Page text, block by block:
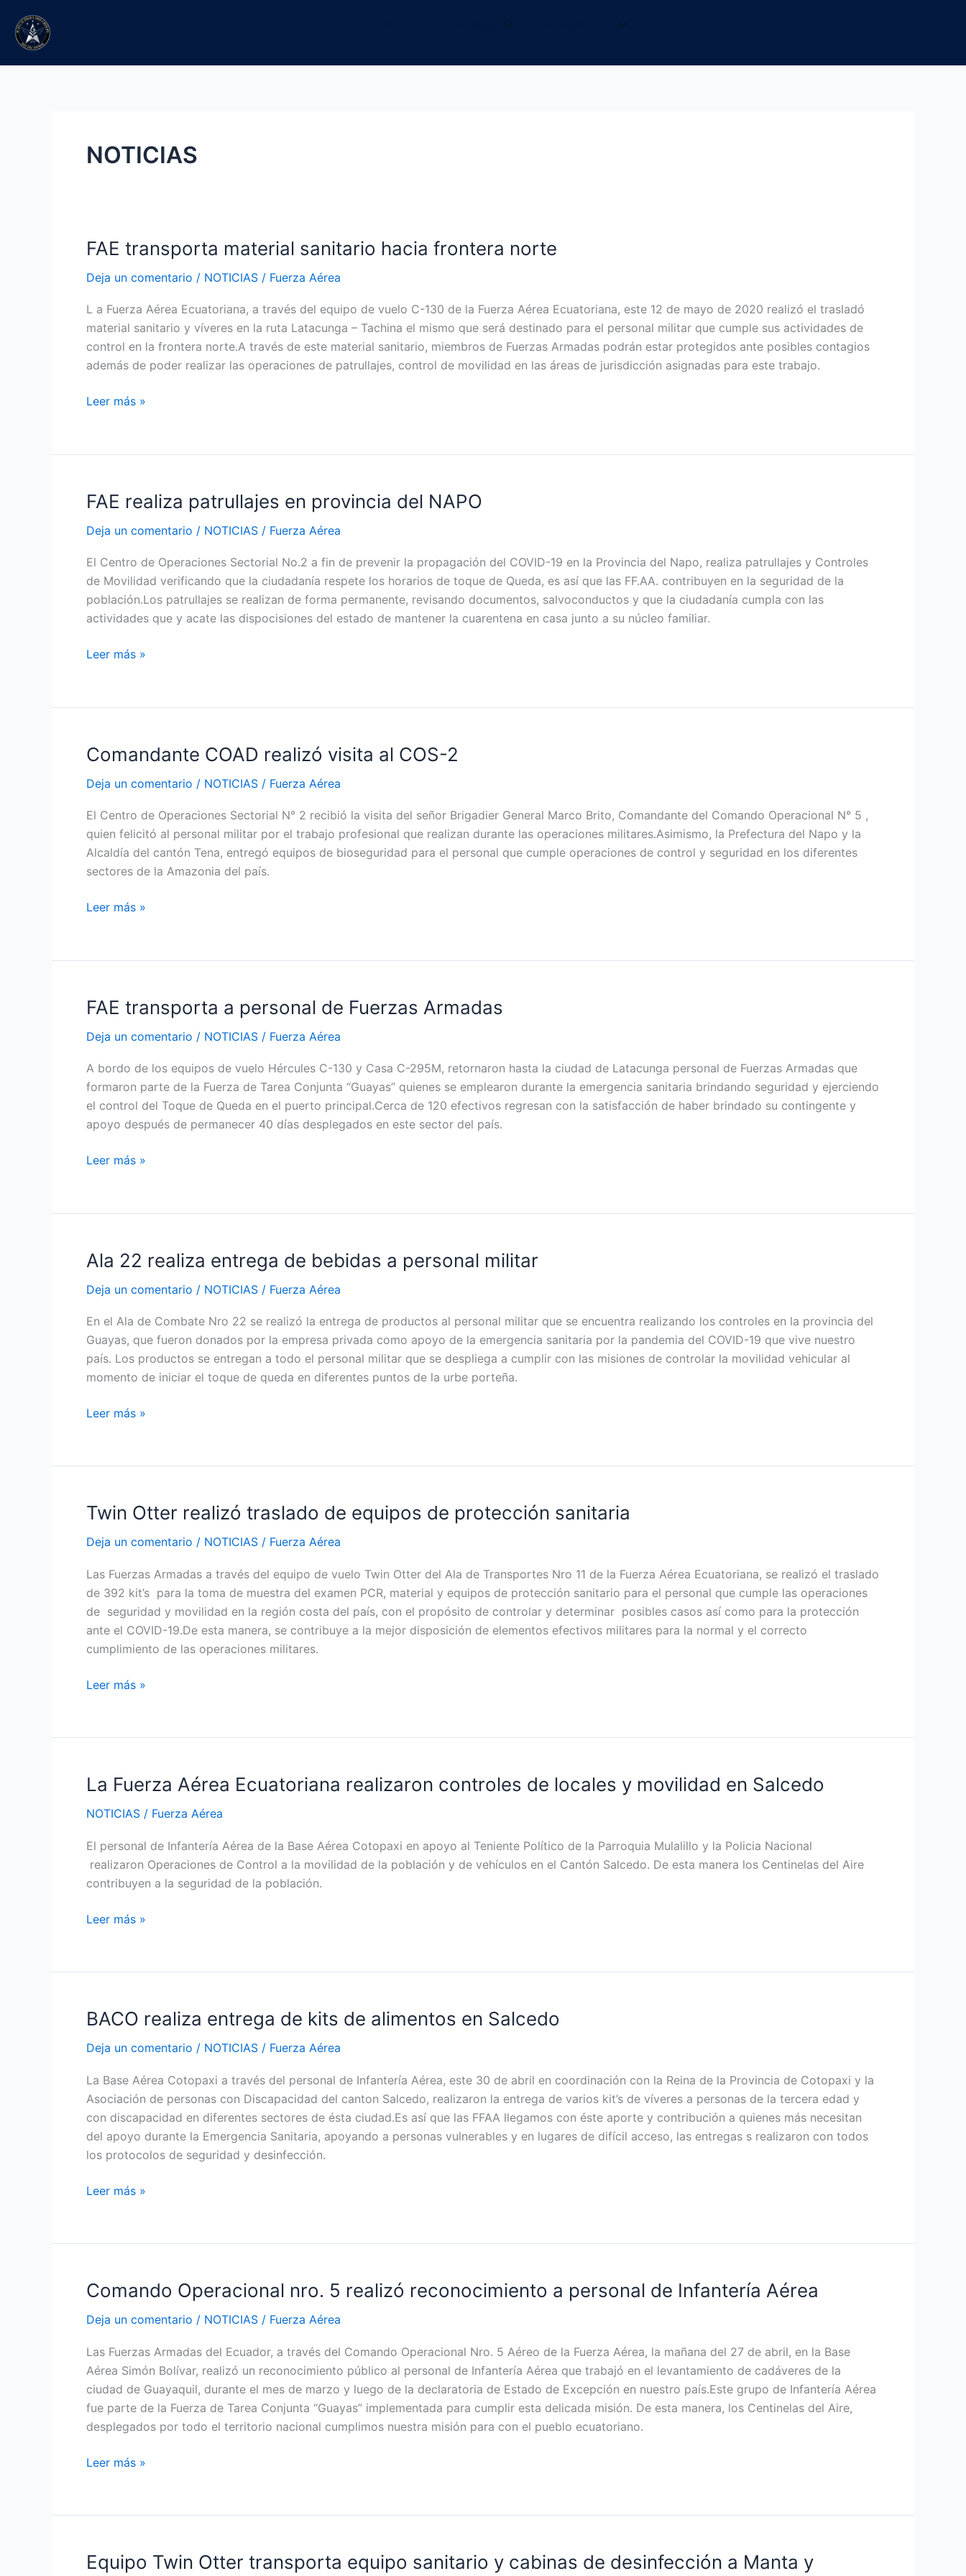
contenido
NOTICIAS
FAE transporta material sanitario hacia frontera norte
Deja un comentario / NOTICIAS / Fuerza Aérea
L a Fuerza Aérea Ecuatoriana, a través del equipo de vuelo C-130 de la Fuerza Aérea Ecuatoriana, este 12 de mayo de 2020 realizó el trasladó
material sanitario y víveres en la ruta Latacunga – Tachina el mismo que será destinado para el personal militar que cumple sus actividades de
control en la frontera norte.A través de este material sanitario, miembros de Fuerzas Armadas podrán estar protegidos ante posibles contagios
además de poder realizar las operaciones de patrullajes, control de movilidad en las áreas de jurisdicción asignadas para este trabajo.
FAE
material
Leer más »
FAE realiza patrullajes en provincia del NAPO
Deja un comentario / NOTICIAS / Fuerza Aérea
El Centro de Operaciones Sectorial No.2 a fin de prevenir la propagación del COVID-19 en la Provincia del Napo, realiza patrullajes y Controles
de Movilidad verificando que la ciudadanía respete los horarios de toque de Queda, es así que las FF.AA. contribuyen en la seguridad de la
población.Los patrullajes se realizan de forma permanente, revisando documentos, salvoconductos y que la ciudadanía cumpla con las
actividades que y acate las dispocisiones del estado de mantener la cuarentena en casa junto a su núcleo familiar.
FAE
patrullajes
NAPO
Leer más »
Comandante COAD realizó visita al COS-2
Deja un comentario / NOTICIAS / Fuerza Aérea
El Centro de Operaciones Sectorial N° 2 recibió la visita del señor Brigadier General Marco Brito, Comandante del Comando Operacional N° 5 ,
quien felicitó al personal militar por el trabajo profesional que realizan durante las operaciones militares.Asimismo, la Prefectura del Napo y la
Alcaldía del cantón Tena, entregó equipos de bioseguridad para el personal que cumple operaciones de control y seguridad en los diferentes
sectores de la Amazonia del país.
Comandante
realizó
COS-
Leer más »
FAE transporta a personal de Fuerzas Armadas
Deja un comentario / NOTICIAS / Fuerza Aérea
A bordo de los equipos de vuelo Hércules C-130 y Casa C-295M, retornaron hasta la ciudad de Latacunga personal de Fuerzas Armadas que
formaron parte de la Fuerza de Tarea Conjunta “Guayas” quienes se emplearon durante la emergencia sanitaria brindando seguridad y ejerciendo
el control del Toque de Queda en el puerto principal.Cerca de 120 efectivos regresan con la satisfacción de haber brindado su contingente y
apoyo después de permanecer 40 días desplegados en este sector del país.
FAE
a
Leer más »
Ala 22 realiza entrega de bebidas a personal militar
Deja un comentario / NOTICIAS / Fuerza Aérea
En el Ala de Combate Nro 22 se realizó la entrega de productos al personal militar que se encuentra realizando los controles en la provincia del
Guayas, que fueron donados por la empresa privada como apoyo de la emergencia sanitaria por la pandemia del COVID-19 que vive nuestro
país. Los productos se entregan a todo el personal militar que se despliega a cumplir con las misiones de controlar la movilidad vehicular al
momento de iniciar el toque de queda en diferentes puntos de la urbe porteña.
Ala
realiza
bebidas
a
militar
Leer más »
Twin Otter realizó traslado de equipos de protección sanitaria
Deja un comentario / NOTICIAS / Fuerza Aérea
Las Fuerzas Armadas a través del equipo de vuelo Twin Otter del Ala de Transportes Nro 11 de la Fuerza Aérea Ecuatoriana, se realizó el traslado
de 392 kit’s para la toma de muestra del examen PCR, material y equipos de protección sanitario para el personal que cumple las operaciones
de seguridad y movilidad en la región costa del país, con el propósito de controlar y determinar posibles casos así como para la protección
ante el COVID-19.De esta manera, se contribuye a la mejor disposición de elementos efectivos militares para la normal y el correcto
cumplimiento de las operaciones militares.
Twin
realizó
sanitaria
Leer más »
La Fuerza Aérea Ecuatoriana realizaron controles de locales y movilidad en Salcedo
NOTICIAS / Fuerza Aérea
El personal de Infantería Aérea de la Base Aérea Cotopaxi en apoyo al Teniente Político de la Parroquia Mulalillo y la Policia Nacional
realizaron Operaciones de Control a la movilidad de la población y de vehículos en el Cantón Salcedo. De esta manera los Centinelas del Aire
contribuyen a la seguridad de la población.
La
Aérea
realizaron
locales
en
Leer más »
BACO realiza entrega de kits de alimentos en Salcedo
Deja un comentario / NOTICIAS / Fuerza Aérea
La Base Aérea Cotopaxi a través del personal de Infantería Aérea, este 30 de abril en coordinación con la Reina de la Provincia de Cotopaxi y la
Asociación de personas con Discapacidad del canton Salcedo, realizaron la entrega de varios kit’s de víveres a personas de la tercera edad y
con discapacidad en diferentes sectores de ésta ciudad.Es así que las FFAA llegamos con éste aporte y contribución a quienes más necesitan
del apoyo durante la Emergencia Sanitaria, apoyando a personas vulnerables y en lugares de difícil acceso, las entregas s realizaron con todos
los protocolos de seguridad y desinfección.
BACO
entrega
Salcedo
Leer más »
Comando Operacional nro. 5 realizó reconocimiento a personal de Infantería Aérea
Deja un comentario / NOTICIAS / Fuerza Aérea
Las Fuerzas Armadas del Ecuador, a través del Comando Operacional Nro. 5 Aéreo de la Fuerza Aérea, la mañana del 27 de abril, en la Base
Aérea Simón Bolívar, realizó un reconocimiento público al personal de Infantería Aérea que trabajó en el levantamiento de cadáveres de la
ciudad de Guayaquil, durante el mes de marzo y luego de la declaratoria de Estado de Excepción en nuestro país.Este grupo de Infantería Aérea
fue parte de la Fuerza de Tarea Conjunta “Guayas” implementada para cumplir esta delicada misión. De esta manera, los Centinelas del Aire,
desplegados por todo el territorio nacional cumplimos nuestra misión para con el pueblo ecuatoriano.
Comando
nro.
realizó
personal
Infantería
Leer más »
Equipo Twin Otter transporta equipo sanitario y cabinas de desinfección a Manta y
Equipo